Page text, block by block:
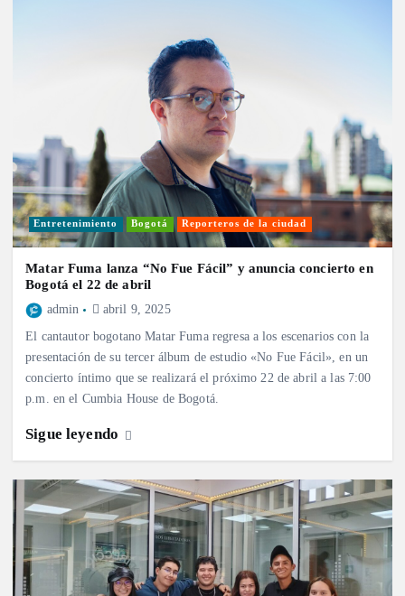
Entretenimiento Bogotá Reporteros de la ciudad
Matar Fuma lanza “No Fue Fácil” y anuncia concierto en
Bogotá el 22 de abril
admin abril 9, 2025
El cantautor bogotano Matar Fuma regresa a los escenarios con la
presentación de su tercer álbum de estudio «No Fue Fácil», en un
concierto íntimo que se realizará el próximo 22 de abril a las 7:00
p.m. en el Cumbia House de Bogotá.
Sigue leyendo